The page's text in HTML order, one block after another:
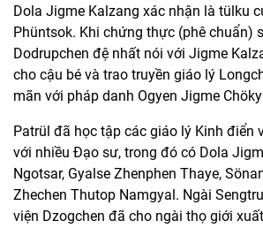
Dola Jigme Kalzang xác nhận là tülku
Phüntsok. Khi chứng thực (phê chuẩn)
Dodrupchen đệ nhất nói với Jigme
cho cậu bé và trao truyền giáo lý
mãn với pháp danh Ogyen Jigme
Patrül đã học tập các giáo lý Kinh điển
với nhiều Đạo sư, trong đó có Dola
Ngotsar, Gyalse Zhenphen Thaye,
Zhechen Thutop Namgyal. Ngài
viện Dzogchen đã cho ngài thọ giới